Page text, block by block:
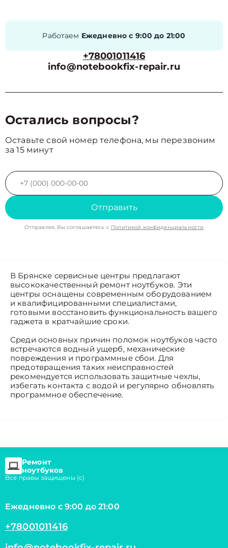
Работаем Ежедневно с 9:00 до 21:00
+78001011416
info@notebookfix-repair.ru
Остались вопросы?
Оставьте свой номер телефона, мы перезвоним
за 15 минут
Отправить
Отправляя, Вы соглашаетесь с Политикой конфиденциальности
В Брянске сервисные центры предлагают
высококачественный ремонт ноутбуков. Эти
центры оснащены современным оборудованием
и квалифицированными специалистами,
готовыми восстановить функциональность вашего
гаджета в кратчайшие сроки.
Среди основных причин поломок ноутбуков часто
встречаются водный ущерб, механические
повреждения и программные сбои. Для
предотвращения таких неисправностей
рекомендуется использовать защитные чехлы,
избегать контакта с водой и регулярно обновлять
программное обеспечение.
Ремонт
ноутбуков
Все правы защищены (с)
Ежедневно с 9:00 до 21:00
+78001011416